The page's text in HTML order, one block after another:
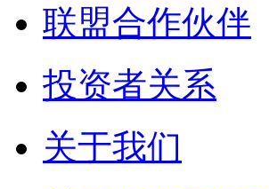
联盟合作伙伴
投资者关系
关于我们